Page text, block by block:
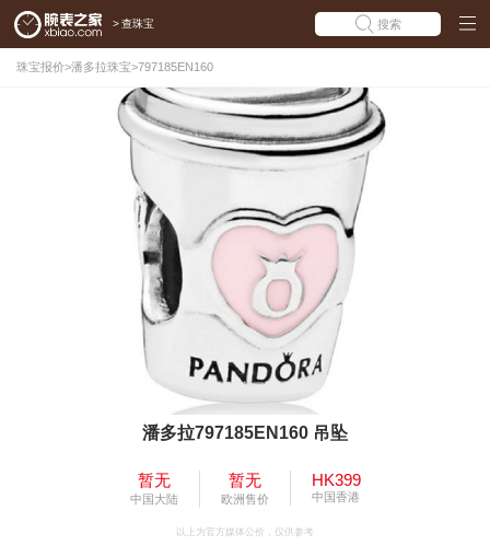
> 查珠宝 搜索
珠宝报价>潘多拉珠宝>797185EN160
潘多拉797185EN160 吊坠
暂无
中国大陆
暂无
欧洲售价
HK399
中国香港
以上为官方媒体公价，仅供参考